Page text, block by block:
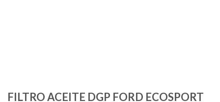
FILTRO ACEITE DGP FORD ECOSPORT